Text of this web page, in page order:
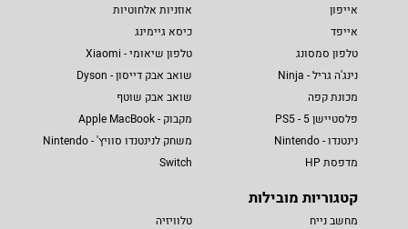
אייפון
אייפד
טלפון סמסונג
נינג'ה גריל - Ninja
מכונת קפה
פלסטיישן 5 - PS5
נינטנדו - Nintendo
מדפסת HP
אוזניות אלחוטיות
כיסא גיימינג
טלפון שיאומי - Xiaomi
שואב אבק דייסון - Dyson
שואב אבק שוטף
מקבוק - Apple MacBook
משחק לנינטנדו סוויץ' - Nintendo
Switch
קטגוריות מובילות
מחשב נייח
טלוויזיה